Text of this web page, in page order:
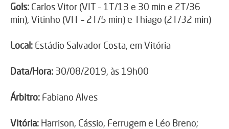
Gols: Carlos Vitor (VIT – 1T/13 e 30 min e 2T/36
min), Vitinho (VIT – 2T/5 min) e Thiago (2T/32 min)
Local: Estádio Salvador Costa, em Vitória
Data/Hora: 30/08/2019, às 19h00
Árbitro: Fabiano Alves
Vitória: Harrison, Cássio, Ferrugem e Léo Breno;